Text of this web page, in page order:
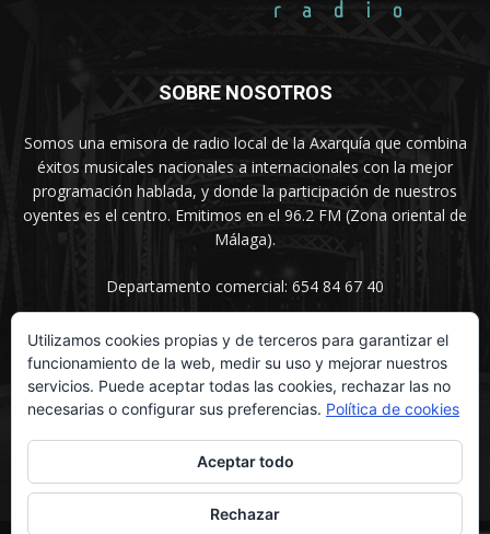
SOBRE NOSOTROS
Somos una emisora de radio local de la Axarquía que combina
éxitos musicales nacionales a internacionales con la mejor
programación hablada, y donde la participación de nuestros
oyentes es el centro. Emitimos en el 96.2 FM (Zona oriental de
Málaga).
Departamento comercial: 654 84 67 40
SÍGUENOS
Utilizamos cookies propias y de terceros para garantizar el
funcionamiento de la web, medir su uso y mejorar nuestros
servicios. Puede aceptar todas las cookies, rechazar las no
necesarias o configurar sus preferencias. Política de cookies
Aceptar todo
Rechazar